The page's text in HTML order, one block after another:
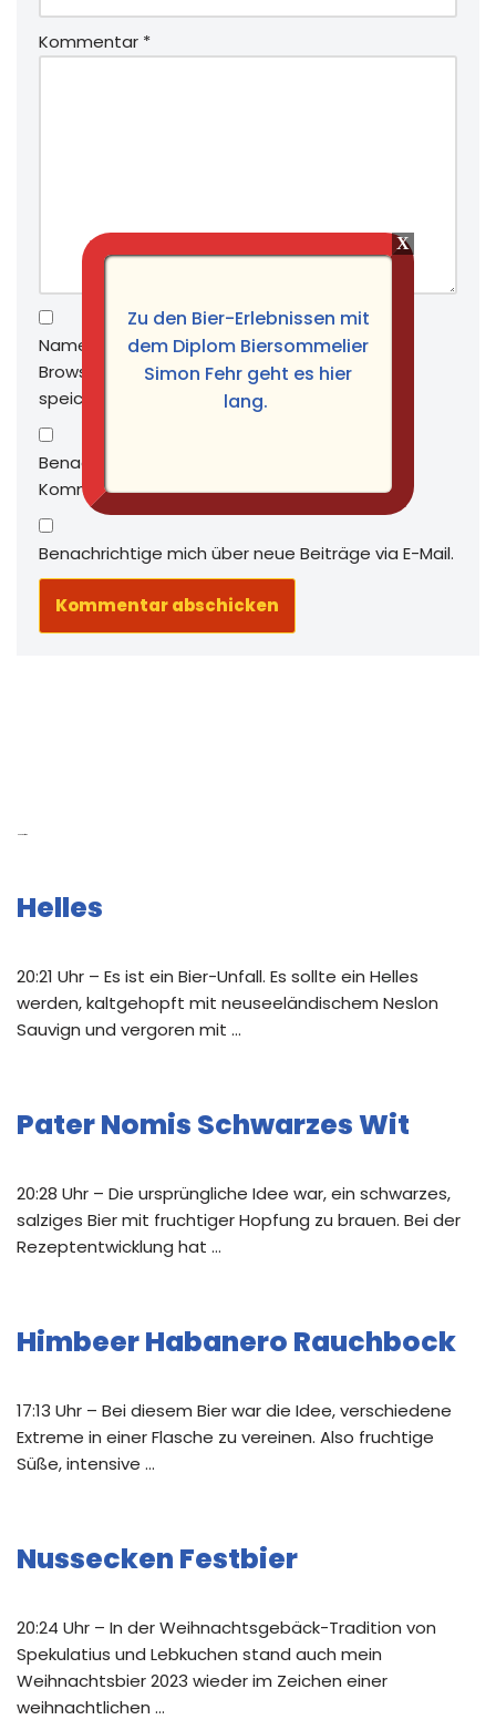
Kommentar *
Name, E-Mail-Adresse und Website in diesem
Browser für meinen nächsten Kommentar
speichern.
Benachrichtige mich über nachfolgende
Kommentare via E-Mail.
Benachrichtige mich über neue Beiträge via E-Mail.
Helles
20:21 Uhr – Es ist ein Bier-Unfall. Es sollte ein Helles
werden, kaltgehopft mit neuseeländischem Neslon
Sauvign und vergoren mit …
Pater Nomis Schwarzes Wit
20:28 Uhr – Die ursprüngliche Idee war, ein schwarzes,
salziges Bier mit fruchtiger Hopfung zu brauen. Bei der
Rezeptentwicklung hat …
Himbeer Habanero Rauchbock
17:13 Uhr – Bei diesem Bier war die Idee, verschiedene
Extreme in einer Flasche zu vereinen. Also fruchtige
Süße, intensive …
Nussecken Festbier
20:24 Uhr – In der Weihnachtsgebäck-Tradition von
Spekulatius und Lebkuchen stand auch mein
Weihnachtsbier 2023 wieder im Zeichen einer
weihnachtlichen …
Zu den Bier-Erlebnissen mit
dem Diplom Biersommelier
Simon Fehr geht es hier
lang.